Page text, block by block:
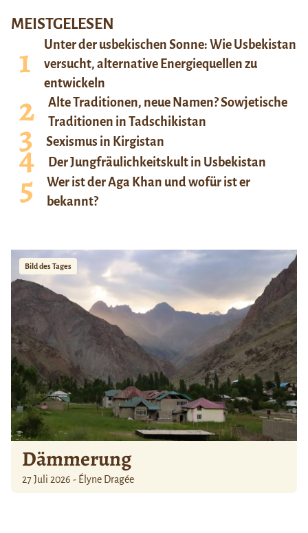
MEISTGELESEN
Unter der usbekischen Sonne: Wie Usbekistan
versucht, alternative Energiequellen zu
entwickeln
Alte Traditionen, neue Namen? Sowjetische
Traditionen in Tadschikistan
Sexismus in Kirgistan
Der Jungfräulichkeitskult in Usbekistan
Wer ist der Aga Khan und wofür ist er
bekannt?
Bild des Tages
Dämmerung
27 Juli 2026 - Élyne Dragée